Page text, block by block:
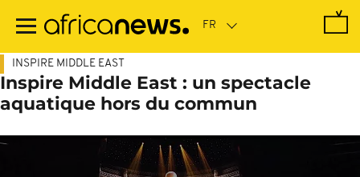
contenu
INSPIRE MIDDLE EAST
Inspire Middle East : un spectacle
aquatique hors du commun